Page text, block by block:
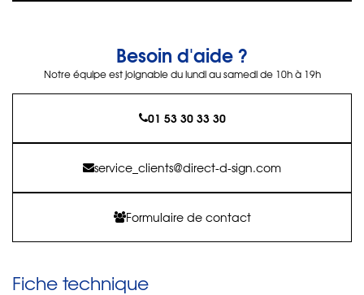
Besoin d'aide ?
Notre équipe est joignable du lundi au samedi de 10h à 19h
01 53 30 33 30
service_clients@direct-d-sign.com
Formulaire de contact
Fiche technique